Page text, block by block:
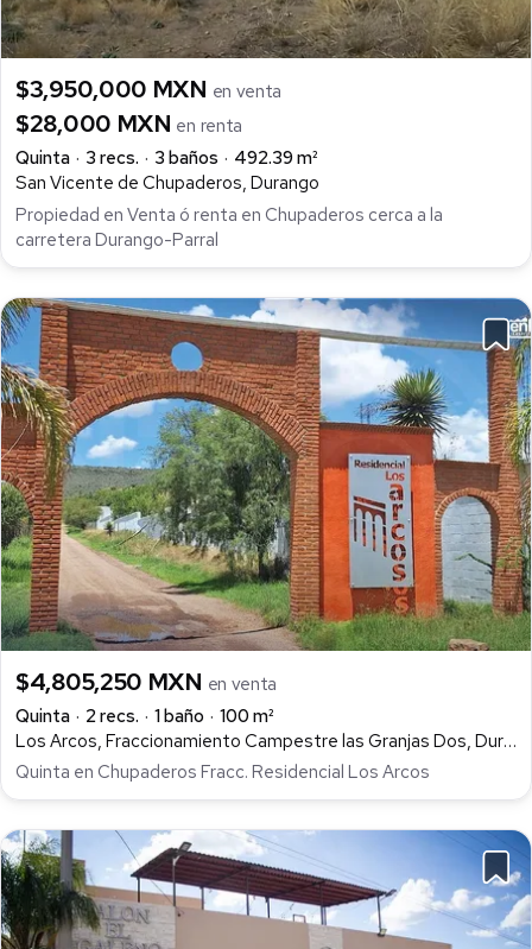
$3,950,000 MXN en venta
$28,000 MXN en renta
Quinta
3 recs. 3 baños
492.39 m²
San Vicente de Chupaderos, Durango
Propiedad en Venta ó renta en Chupaderos cerca a la
carretera Durango-Parral
$4,805,250 MXN en venta
Quinta
2 recs. 1 baño
100 m²
Los Arcos, Fraccionamiento Campestre las Granjas Dos, Durango
Quinta en Chupaderos Fracc. Residencial Los Arcos